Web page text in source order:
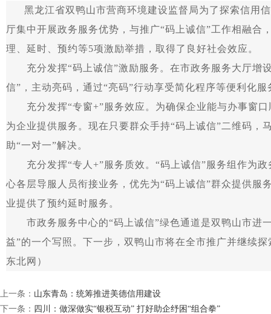
黑龙江省双鸭山市营商环境建设监督局为了探索信用信
厅集中开展政务服务优势，与推广“码上诚信”工作相融
理、延时、预约等5项激励举措，取得了良好社会效应。
充分发挥“码上诚信”激励服务。在市政务服务大厅增设
信”，主动亮码，通过“亮码”行动享受简化程序等便利化
充分发挥“专窗+”服务效应。为确保企业能与办事窗口
为企业提供服务。现在只要群众手持“码上诚信”二维码，
助“一对一”解决。
充分发挥“专人+”服务质效。“码上诚信”服务组作为政
心各层导服人员衔接业务，优先为“码上诚信”群众提供
业提供了预约延时服务。
市政务服务中心的“码上诚信”绿色通道是双鸭山市进一
益”的一个写照。下一步，双鸭山市将在全市推广并继续
东北网）
上一条： 山东青岛：统筹推进美德信用建设
下一条： 四川：做深做实“银税互动” 打好助企纾困“组合拳”